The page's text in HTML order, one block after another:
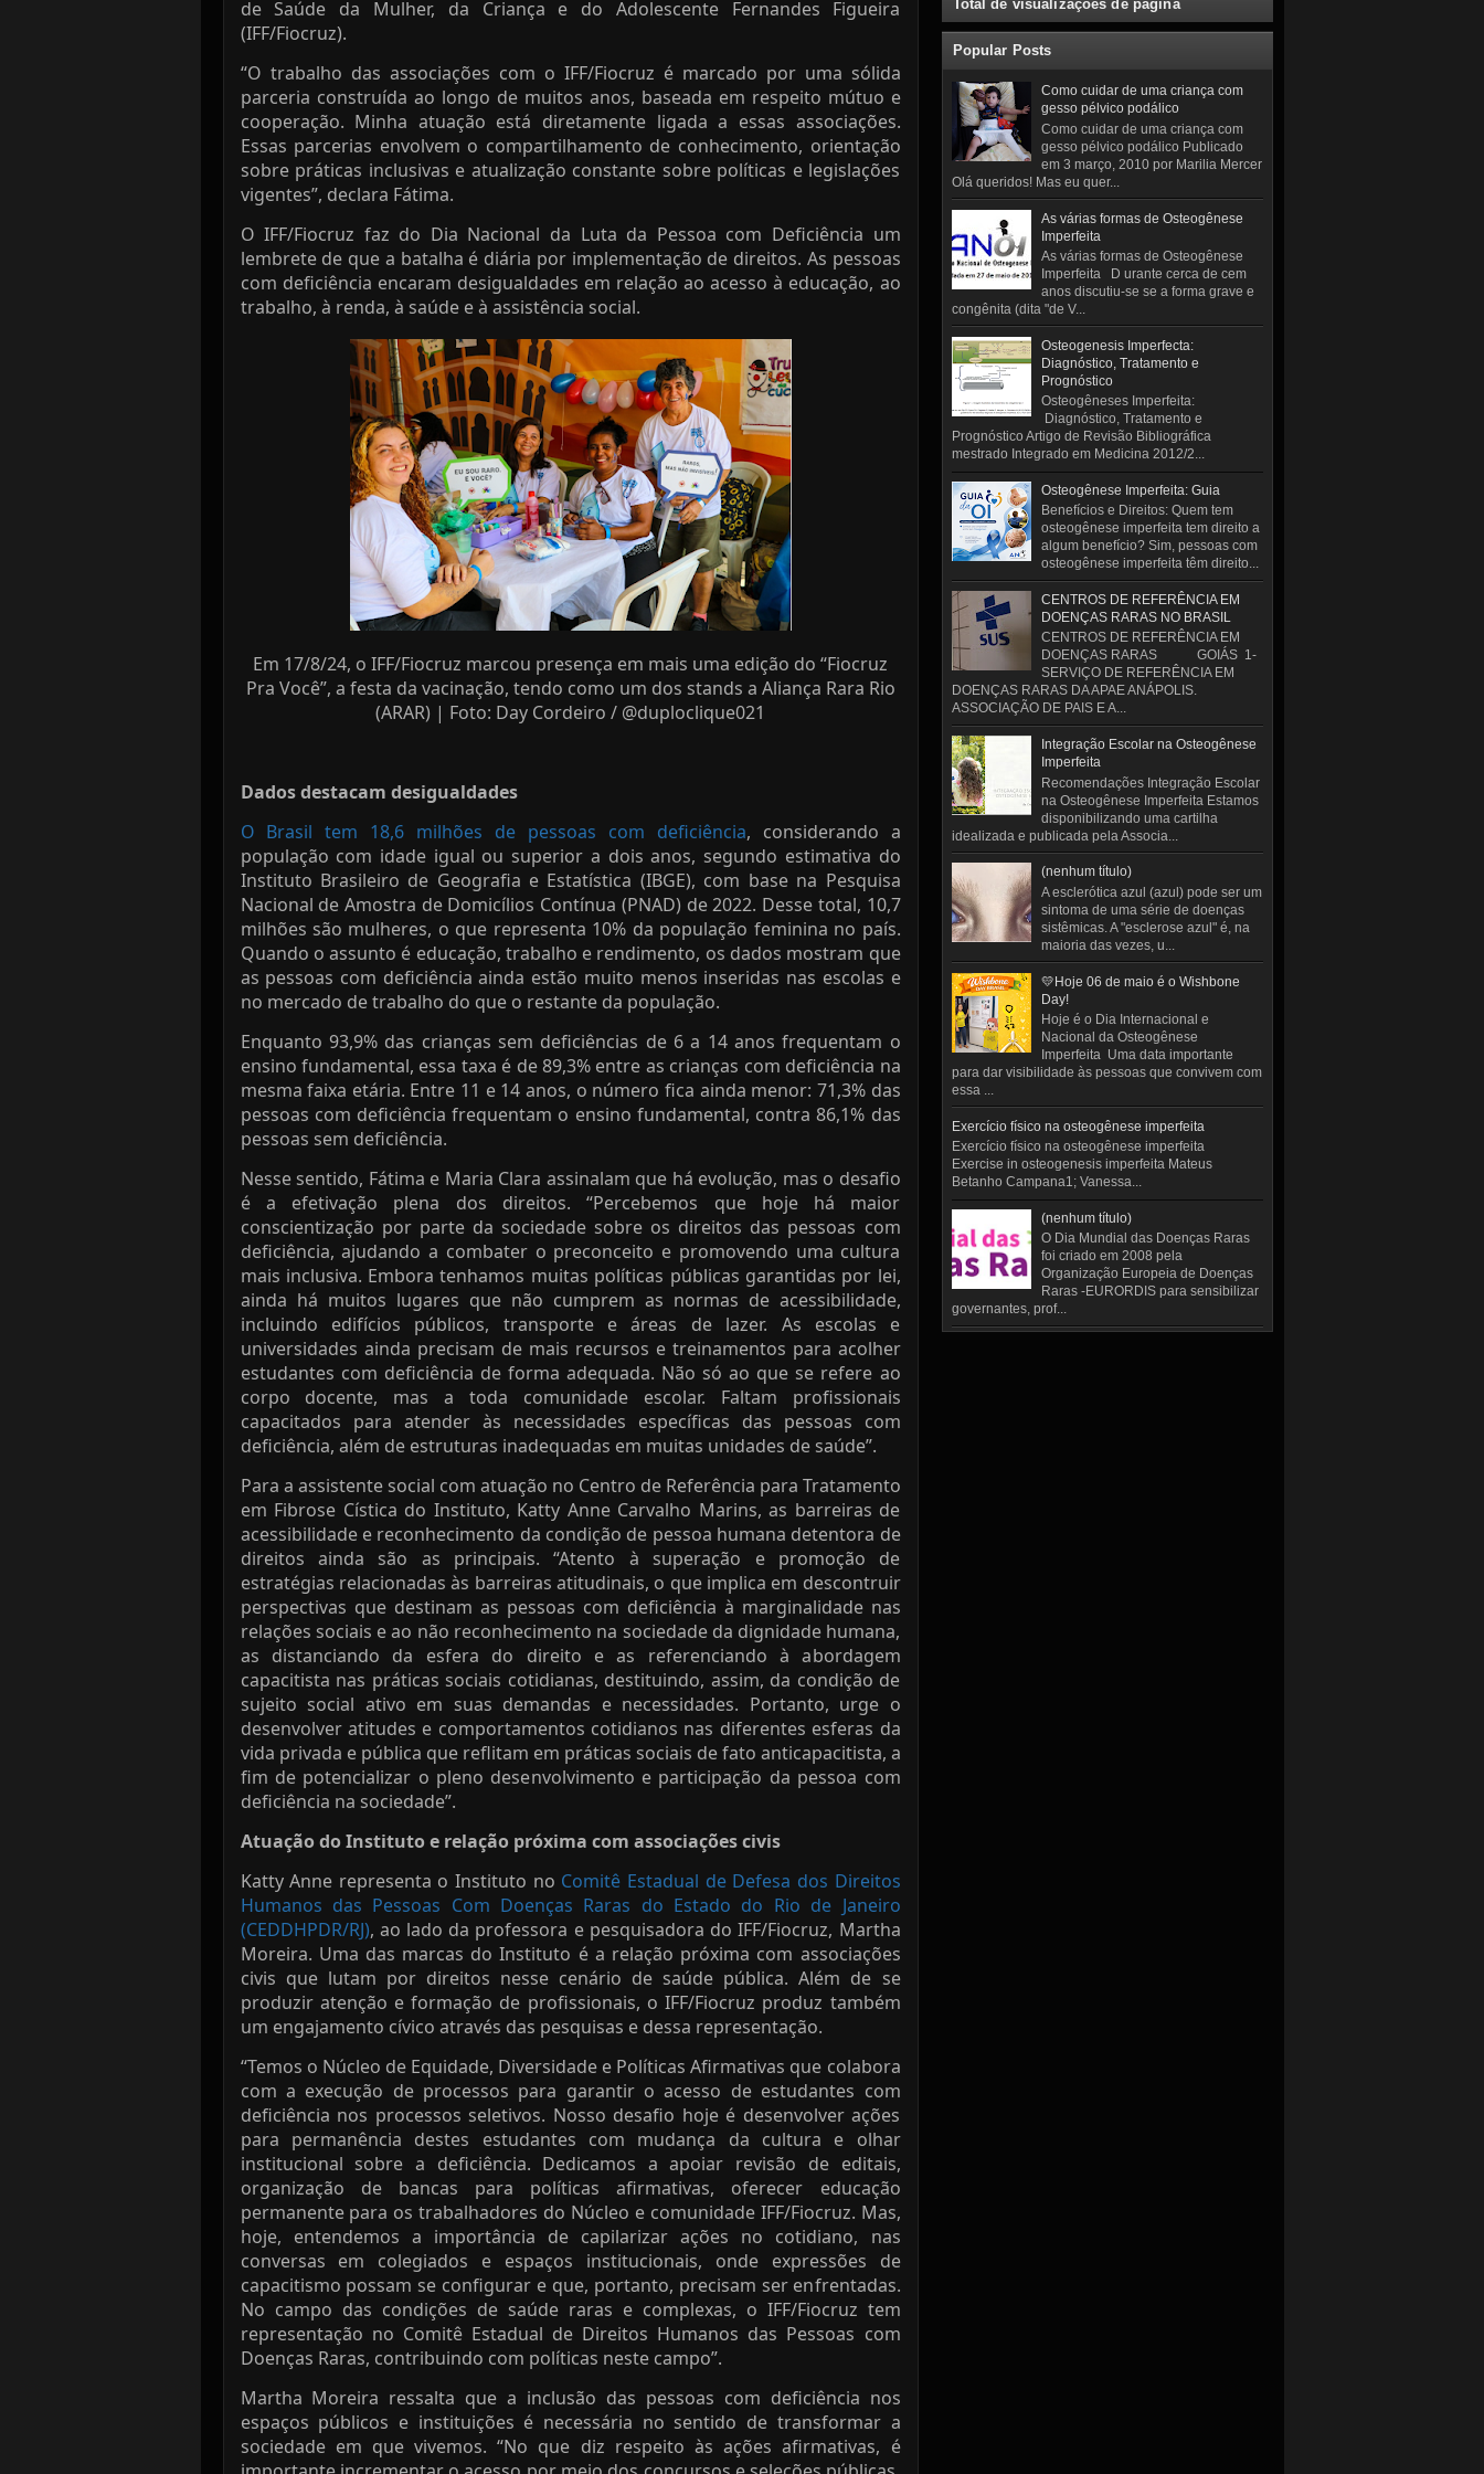
de Saúde da Mulher, da Criança e do Adolescente Fernandes Figueira
(IFF/Fiocruz).
“O trabalho das associações com o IFF/Fiocruz é marcado por uma sólida
parceria construída ao longo de muitos anos, baseada em respeito mútuo e
cooperação. Minha atuação está diretamente ligada a essas associações.
Essas parcerias envolvem o compartilhamento de conhecimento, orientação
sobre práticas inclusivas e atualização constante sobre políticas e legislações
vigentes”, declara Fátima.
O IFF/Fiocruz faz do Dia Nacional da Luta da Pessoa com Deficiência um
lembrete de que a batalha é diária por implementação de direitos. As pessoas
com deficiência encaram desigualdades em relação ao acesso à educação, ao
trabalho, à renda, à saúde e à assistência social.
Em 17/8/24, o IFF/Fiocruz marcou presença em mais uma edição do “Fiocruz
Pra Você”, a festa da vacinação, tendo como um dos stands a Aliança Rara Rio
(ARAR) | Foto: Day Cordeiro / @duploclique021
Dados destacam desigualdades
O Brasil tem 18,6 milhões de pessoas com deficiência, considerando a
população com idade igual ou superior a dois anos, segundo estimativa do
Instituto Brasileiro de Geografia e Estatística (IBGE), com base na Pesquisa
Nacional de Amostra de Domicílios Contínua (PNAD) de 2022. Desse total, 10,7
milhões são mulheres, o que representa 10% da população feminina no país.
Quando o assunto é educação, trabalho e rendimento, os dados mostram que
as pessoas com deficiência ainda estão muito menos inseridas nas escolas e
no mercado de trabalho do que o restante da população.
Enquanto 93,9% das crianças sem deficiências de 6 a 14 anos frequentam o
ensino fundamental, essa taxa é de 89,3% entre as crianças com deficiência na
mesma faixa etária. Entre 11 e 14 anos, o número fica ainda menor: 71,3% das
pessoas com deficiência frequentam o ensino fundamental, contra 86,1% das
pessoas sem deficiência.
Nesse sentido, Fátima e Maria Clara assinalam que há evolução, mas o desafio
é a efetivação plena dos direitos. “Percebemos que hoje há maior
conscientização por parte da sociedade sobre os direitos das pessoas com
deficiência, ajudando a combater o preconceito e promovendo uma cultura
mais inclusiva. Embora tenhamos muitas políticas públicas garantidas por lei,
ainda há muitos lugares que não cumprem as normas de acessibilidade,
incluindo edifícios públicos, transporte e áreas de lazer. As escolas e
universidades ainda precisam de mais recursos e treinamentos para acolher
estudantes com deficiência de forma adequada. Não só ao que se refere ao
corpo docente, mas a toda comunidade escolar. Faltam profissionais
capacitados para atender às necessidades específicas das pessoas com
deficiência, além de estruturas inadequadas em muitas unidades de saúde”.
Para a assistente social com atuação no Centro de Referência para Tratamento
em Fibrose Cística do Instituto, Katty Anne Carvalho Marins, as barreiras de
acessibilidade e reconhecimento da condição de pessoa humana detentora de
direitos ainda são as principais. “Atento à superação e promoção de
estratégias relacionadas às barreiras atitudinais, o que implica em descontruir
perspectivas que destinam as pessoas com deficiência à marginalidade nas
relações sociais e ao não reconhecimento na sociedade da dignidade humana,
as distanciando da esfera do direito e as referenciando à abordagem
capacitista nas práticas sociais cotidianas, destituindo, assim, da condição de
sujeito social ativo em suas demandas e necessidades. Portanto, urge o
desenvolver atitudes e comportamentos cotidianos nas diferentes esferas da
vida privada e pública que reflitam em práticas sociais de fato anticapacitista, a
fim de potencializar o pleno desenvolvimento e participação da pessoa com
deficiência na sociedade”.
Atuação do Instituto e relação próxima com associações civis
Katty Anne representa o Instituto no Comitê Estadual de Defesa dos Direitos
Humanos das Pessoas Com Doenças Raras do Estado do Rio de Janeiro
(CEDDHPDR/RJ), ao lado da professora e pesquisadora do IFF/Fiocruz, Martha
Moreira. Uma das marcas do Instituto é a relação próxima com associações
civis que lutam por direitos nesse cenário de saúde pública. Além de se
produzir atenção e formação de profissionais, o IFF/Fiocruz produz também
um engajamento cívico através das pesquisas e dessa representação.
“Temos o Núcleo de Equidade, Diversidade e Políticas Afirmativas que colabora
com a execução de processos para garantir o acesso de estudantes com
deficiência nos processos seletivos. Nosso desafio hoje é desenvolver ações
para permanência destes estudantes com mudança da cultura e olhar
institucional sobre a deficiência. Dedicamos a apoiar revisão de editais,
organização de bancas para políticas afirmativas, oferecer educação
permanente para os trabalhadores do Núcleo e comunidade IFF/Fiocruz. Mas,
hoje, entendemos a importância de capilarizar ações no cotidiano, nas
conversas em colegiados e espaços institucionais, onde expressões de
capacitismo possam se configurar e que, portanto, precisam ser enfrentadas.
No campo das condições de saúde raras e complexas, o IFF/Fiocruz tem
representação no Comitê Estadual de Direitos Humanos das Pessoas com
Doenças Raras, contribuindo com políticas neste campo”.
Martha Moreira ressalta que a inclusão das pessoas com deficiência nos
espaços públicos e instituições é necessária no sentido de transformar a
sociedade em que vivemos. “No que diz respeito às ações afirmativas, é
Total de visualizações de página
Popular Posts
Como cuidar de uma criança com
gesso pélvico podálico
Como cuidar de uma criança com
gesso pélvico podálico Publicado
em 3 março, 2010 por Marilia Mercer
Olá queridos! Mas eu quer...
As várias formas de Osteogênese
Imperfeita
As várias formas de Osteogênese
Imperfeita D urante cerca de cem
anos discutiu-se se a forma grave e
congênita (dita "de V...
Osteogenesis Imperfecta:
Diagnóstico, Tratamento e
Prognóstico
Osteogêneses Imperfeita:
Diagnóstico, Tratamento e
Prognóstico Artigo de Revisão Bibliográfica
mestrado Integrado em Medicina 2012/2...
Osteogênese Imperfeita: Guia
Benefícios e Direitos: Quem tem
osteogênese imperfeita tem direito a
algum benefício? Sim, pessoas com
osteogênese imperfeita têm direito...
CENTROS DE REFERÊNCIA EM
DOENÇAS RARAS NO BRASIL
CENTROS DE REFERÊNCIA EM
DOENÇAS RARAS GOIÁS 1-
SERVIÇO DE REFERÊNCIA EM
DOENÇAS RARAS DA APAE ANÁPOLIS.
ASSOCIAÇÃO DE PAIS E A...
Integração Escolar na Osteogênese
Imperfeita
Recomendações Integração Escolar
na Osteogênese Imperfeita Estamos
disponibilizando uma cartilha
idealizada e publicada pela Associa...
(nenhum título)
A esclerótica azul (azul) pode ser um
sintoma de uma série de doenças
sistêmicas. A "esclerose azul" é, na
maioria das vezes, u...
💛Hoje 06 de maio é o Wishbone
Day!
Hoje é o Dia Internacional e
Nacional da Osteogênese
Imperfeita Uma data importante
para dar visibilidade às pessoas que convivem com
essa ...
Exercício físico na osteogênese imperfeita
Exercício físico na osteogênese imperfeita
Exercise in osteogenesis imperfeita Mateus
Betanho Campana1; Vanessa...
(nenhum título)
O Dia Mundial das Doenças Raras
foi criado em 2008 pela
Organização Europeia de Doenças
Raras -EURORDIS para sensibilizar
governantes, prof...